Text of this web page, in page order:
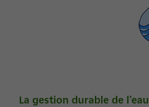
La gestion durable de l'eau